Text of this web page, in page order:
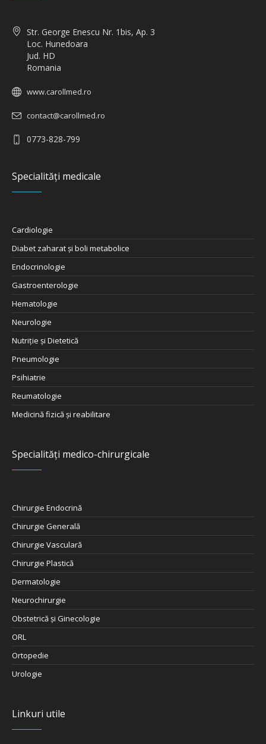
Str. George Enescu Nr. 1bis, Ap. 3
Loc. Hunedoara
Jud. HD
Romania
www.carollmed.ro
contact@carollmed.ro
0773-828-799
Specialități medicale
Cardiologie
Diabet zaharat şi boli metabolice
Endocrinologie
Gastroenterologie
Hematologie
Neurologie
Nutriţie şi Dietetică
Pneumologie
Psihiatrie
Reumatologie
Medicină fizică și reabilitare
Specialități medico-chirurgicale
Chirurgie Endocrină
Chirurgie Generală
Chirurgie Vasculară
Chirurgie Plastică
Dermatologie
Neurochirurgie
Obstetrică şi Ginecologie
ORL
Ortopedie
Urologie
Linkuri utile